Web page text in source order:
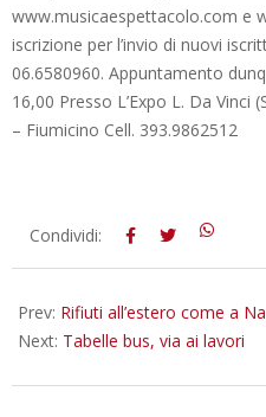
www.musicaespettacolo.com e
iscrizione per l’invio di nuovi
06.6580960. Appuntamento
16,00 Presso L’Expo L. Da Vinci
– Fiumicino Cell. 393.9862512
2012-
Condividi:
Prev: Rifiuti all’estero come a
Next: Tabelle bus, via ai lavori